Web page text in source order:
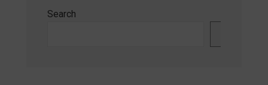
Search